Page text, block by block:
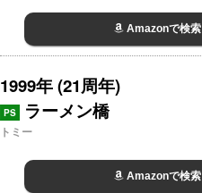
Amazonで検索
1999年 (21周年)
PS ラーメン橋
トミー
Amazonで検索